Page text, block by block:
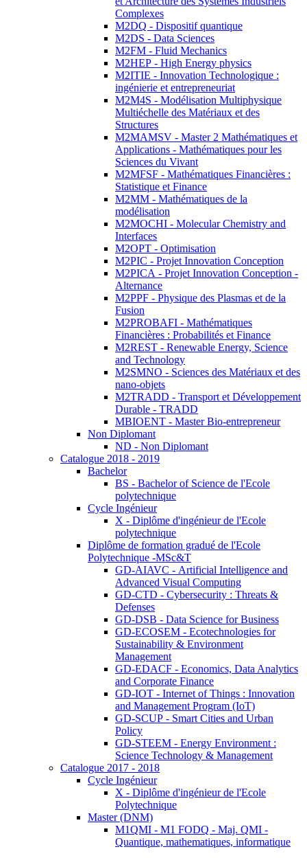
Complexes
M2DQ - Dispositif quantique
M2DS - Data Sciences
M2FM - Fluid Mechanics
M2HEP - High Energy physics
M2ITIE - Innovation Technologique :
ingénierie et entrepreneuriat
M2M4S - Modélisation Multiphysique
Multiéchelle des Matériaux et des
Structures
M2MAMSV - Master 2 Mathématiques et
Applications - Mathématiques pour les
Sciences du Vivant
M2MFSF - Mathématiques Financières :
Statistique et Finance
M2MM - Mathématiques de la
modélisation
M2MOCHI - Molecular Chemistry and
Interfaces
M2OPT - Optimisation
M2PIC - Projet Innovation Conception
M2PICA - Projet Innovation Conception -
Alternance
M2PPF - Physique des Plasmas et de la
Fusion
M2PROBAFI - Mathématiques
Financières : Probabilités et Finance
M2REST - Renewable Energy, Science
and Technology
M2SMNO - Sciences des Matériaux et des
nano-objets
M2TRADD - Transport et Développement
Durable - TRADD
MBIOENT - Master Bio-entrepreneur
Non Diplomant
ND - Non Diplomant
Catalogue 2018 - 2019
Bachelor
BS - Bachelor of Science de l'Ecole
polytechnique
Cycle Ingénieur
X - Diplôme d'ingénieur de l'Ecole
polytechnique
Diplôme de formation gradué de l'Ecole
Polytechnique -MSc&T
GD-AIAVC - Artificial Intelligence and
Advanced Visual Computing
GD-CTD - Cybersecurity : Threats &
Defenses
GD-DSB - Data Science for Business
GD-ECOSEM - Ecotechnologies for
Sustainability & Environment
Management
GD-EDACF - Economics, Data Analytics
and Corporate Finance
GD-IOT - Internet of Things : Innovation
and Management Program (IoT)
GD-SCUP - Smart Cities and Urban
Policy
GD-STEEM - Energy Environment :
Science Technology & Management
Catalogue 2017 - 2018
Cycle Ingénieur
X - Diplôme d'ingénieur de l'Ecole
Polytechnique
Master (DNM)
M1QMI - M1 FODQ - Maj. QMI -
Quantique, mathematiques, informatique